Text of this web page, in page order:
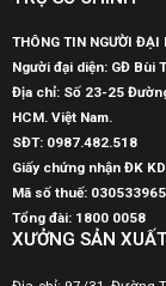
THÔNG TIN NGƯỜI ĐẠI
Người đại diện: GĐ Bùi
Địa chỉ: Số 23-25
HCM. Việt Nam.
SĐT: 0987.482.518
Giấy chứng nhận ĐK
Mã số thuế:
Tổng đài: 1800 0058
XƯỞNG SẢN